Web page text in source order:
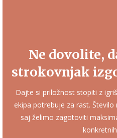
Ne dovolite,
strokovnjak
Dajte si priložnost stopiti z
ekipa potrebuje za rast. Število
saj želimo zagotoviti